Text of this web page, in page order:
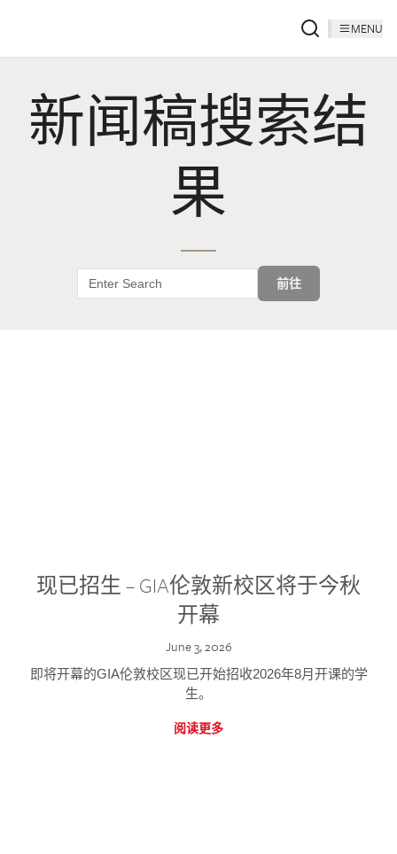
MENU
新闻稿搜索结
果
前往
现已招生 – GIA伦敦新校区将于今秋
开幕
June 3, 2026
即将开幕的GIA伦敦校区现已开始招收2026年8月开课的学
生。
阅读更多